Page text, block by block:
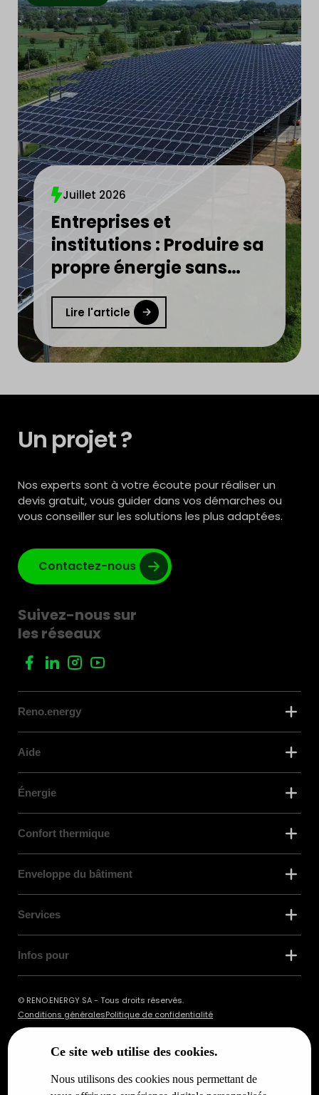
Ce site web utilise des cookies.
Nous utilisons des cookies nous permettant de
Juillet 2026
Entreprises et
institutions : Produire sa
propre énergie sans
financer l’installation
devient réalité
Lire l'article
Un projet ?
Nos experts sont à votre écoute pour réaliser un
devis gratuit, vous guider dans vos démarches ou
vous conseiller sur les solutions les plus adaptées.
Contactez-nous
Suivez-nous sur
les réseaux
Reno.energy
Aide
Énergie
Confort thermique
Enveloppe du bâtiment
Services
Infos pour
© RENO.ENERGY SA - Tous droits réservés.
Conditions généralesPolitique de confidentialité